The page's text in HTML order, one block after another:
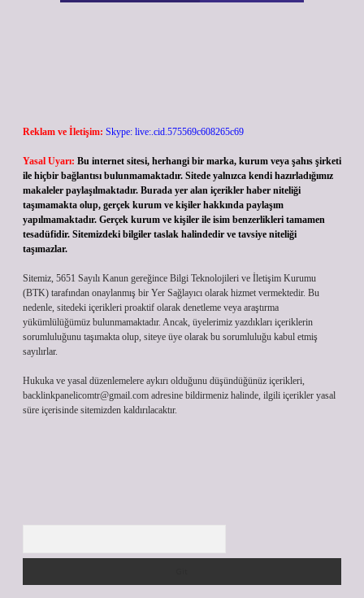
Reklam ve İletişim: Skype: live:.cid.575569c608265c69
Yasal Uyarı: Bu internet sitesi, herhangi bir marka, kurum veya şahıs şirketi
ile hiçbir bağlantısı bulunmamaktadır. Sitede yalnızca kendi hazırladığımız
makaleler paylaşılmaktadır. Burada yer alan içerikler haber niteliği
taşımamakta olup, gerçek kurum ve kişiler hakkında paylaşım
yapılmamaktadır. Gerçek kurum ve kişiler ile isim benzerlikleri tamamen
tesadüfidir. Sitemizdeki bilgiler taslak halindedir ve tavsiye niteliği
taşımazlar.
Sitemiz, 5651 Sayılı Kanun gereğince Bilgi Teknolojileri ve İletişim Kurumu
(BTK) tarafından onaylanmış bir Yer Sağlayıcı olarak hizmet vermektedir. Bu
nedenle, sitedeki içerikleri proaktif olarak denetleme veya araştırma
yükümlülüğümüz bulunmamaktadır. Ancak, üyelerimiz yazdıkları içeriklerin
sorumluluğunu taşımakta olup, siteye üye olarak bu sorumluluğu kabul etmiş
sayılırlar.
Hukuka ve yasal düzenlemelere aykırı olduğunu düşündüğünüz içerikleri,
backlinkpanelicomtr@gmail.com adresine bildirmeniz halinde, ilgili içerikler yasal
süre içerisinde sitemizden kaldırılacaktır.